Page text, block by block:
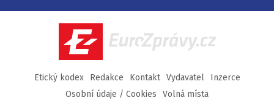
Facebook
TwitterInstagram
YouTube
EuroZprávy.cz
Etický kodex Redakce Kontakt Vydavatel
Inzerce
Osobní údaje / Cookies
Volná místa